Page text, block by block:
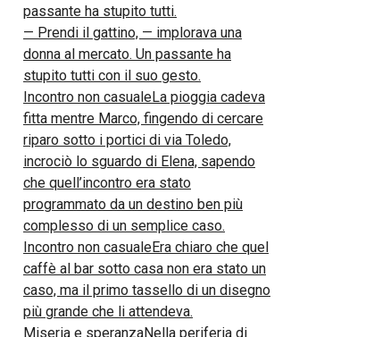
passante ha stupito tutti.
— Prendi il gattino, — implorava una
donna al mercato. Un passante ha
stupito tutti con il suo gesto.
Incontro non casualeLa pioggia cadeva
fitta mentre Marco, fingendo di cercare
riparo sotto i portici di via Toledo,
incrociò lo sguardo di Elena, sapendo
che quell’incontro era stato
programmato da un destino ben più
complesso di un semplice caso.
Incontro non casualeEra chiaro che quel
caffè al bar sotto casa non era stato un
caso, ma il primo tassello di un disegno
più grande che li attendeva.
Miseria e speranzaNella periferia di